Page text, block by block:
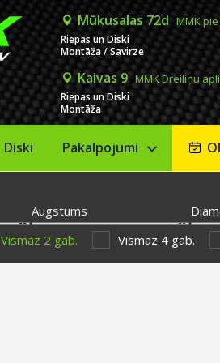
Mūkusalas 72d MMK
Riepas un Diski
Montāža / Savirze
Kaivas 9 MMK Dreiliņu
Riepas un Diski
Montāža
Sākums
Diski Pakalpojumi
Augstums
Vismaz 2 gab. Vismaz 4 gab.